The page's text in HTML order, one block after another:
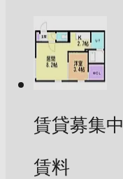
賃貸募集中
賃料